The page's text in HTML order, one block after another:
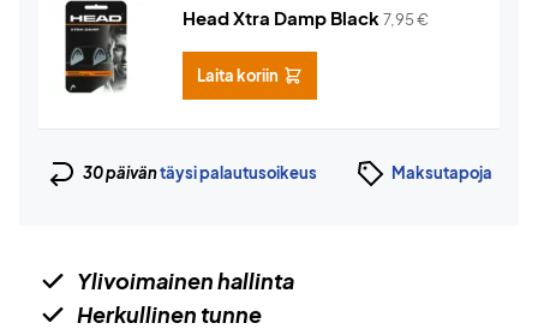
Head Xtra Damp Black7,95€
Laita koriin
30 päiväntäysi palautusoikeus Maksutapoja
Ylivoimainen hallinta
Herkullinen tunne